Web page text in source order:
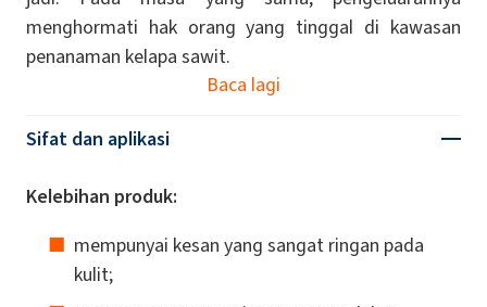
menghormati hak orang yang tinggal di kawasan
penanaman kelapa sawit.
Baca lagi
Sifat dan aplikasi
Kelebihan produk:
mempunyai kesan yang sangat ringan pada
kulit;